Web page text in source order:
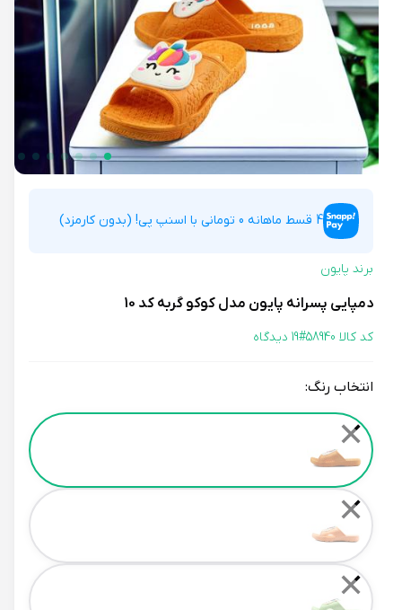
4 قسط ماهانه 0 تومانی با اسنپ پی! (بدون کارمزد)
برند پایون
دمپایی پسرانه پایون مدل کوکو گربه کد 10
کد کالا 58940# 19 دیدگاه
انتخاب رنگ:
Color
✕
✕
✕